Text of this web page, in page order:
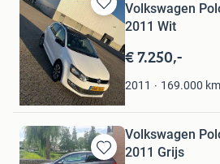
Bewaren
in
Mijn
Favorieten
Volkswagen
2011 Wit
€ 7.250,-
2011 169.000 km
adam
Tilburg
Volkswagen
2011 Grijs